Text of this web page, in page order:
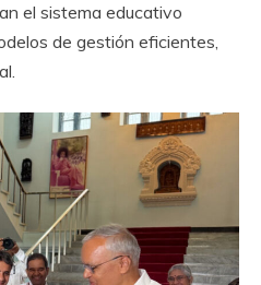
el sistema educativo
de gestión eficientes,